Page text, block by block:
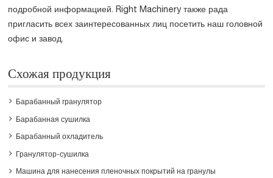
подробной информацией. Right Machinery также рада
пригласить всех заинтересованных лиц посетить наш головной
офис и завод.
Схожая продукция
Барабанный гранулятор
Барабанная сушилка
Барабанный охладитель
Гранулятор-сушилка
Машина для нанесения пленочных покрытий на гранулы